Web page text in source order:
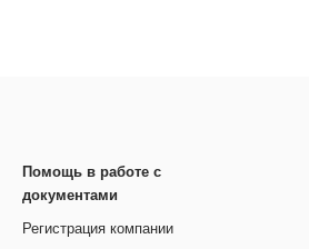
Помощь в работе с
документами
Регистрация компании